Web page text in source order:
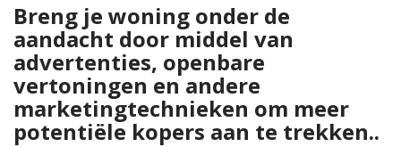
Breng je woning onder de
aandacht door middel van
advertenties, openbare
vertoningen en andere
marketingtechnieken om meer
potentiële kopers aan te trekken..